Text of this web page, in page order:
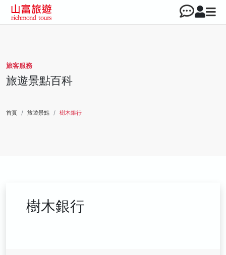
旅客服務
旅遊景點百科
首頁 旅遊景點 樹木銀行
樹木銀行